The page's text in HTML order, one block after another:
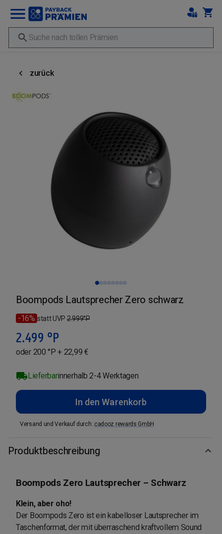
zurück
Boompods Lautsprecher Zero schwarz
-16% statt UVP 2.999°P
2.499 °P
oder 200 °P + 22,99 €
Lieferbarinnerhalb 2-4 Werktagen
In den Warenkorb
Versand und Verkauf durch: cadooz rewards GmbH
Produktbeschreibung
Boompods Zero Lautsprecher – Schwarz
Klein, aber oho!
Der Boompods Zero ist ein kabelloser Lautsprecher im
Taschenformat, der mit überraschend kraftvollem Sound